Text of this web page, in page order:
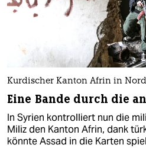
Kurdischer Kanton Afrin in
Eine Bande durch die
In Syrien kontrolliert nun die
Miliz den Kanton Afrin, dank
könnte Assad in die Karten